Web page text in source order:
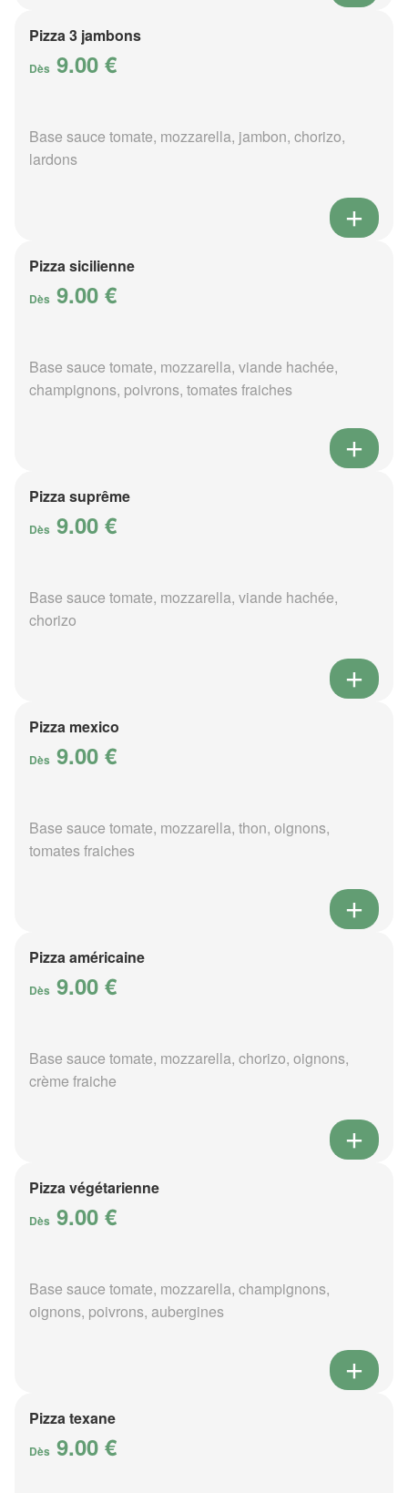
Pizza 3 jambons
Dès 9.00 €
Base sauce tomate, mozzarella, jambon, chorizo,
lardons
Pizza sicilienne
Dès 9.00 €
Base sauce tomate, mozzarella, viande hachée,
champignons, poivrons, tomates fraiches
Pizza suprême
Dès 9.00 €
Base sauce tomate, mozzarella, viande hachée,
chorizo
Pizza mexico
Dès 9.00 €
Base sauce tomate, mozzarella, thon, oignons,
tomates fraiches
Pizza américaine
Dès 9.00 €
Base sauce tomate, mozzarella, chorizo, oignons,
crème fraiche
Pizza végétarienne
Dès 9.00 €
Base sauce tomate, mozzarella, champignons,
oignons, poivrons, aubergines
Pizza texane
Dès 9.00 €